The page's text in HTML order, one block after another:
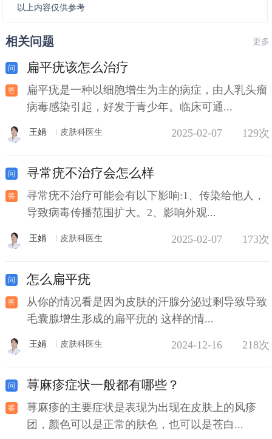
以上内容仅供参考
相关问题 更多
扁平疣该怎么治疗
扁平疣是一种以细胞增生为主的病症，由人乳头瘤
病毒感染引起，好发于青少年。临床可通...
王娟 皮肤科医生 2025-02-07 129次
寻常疣不治疗会怎么样
寻常疣不治疗可能会有以下影响:1、传染给他人，
导致病毒传播范围扩大。2、影响外观...
王娟 皮肤科医生 2025-02-07 173次
怎么扁平疣
从你的情况看是因为皮肤的汗腺分泌过剩导致导致
毛囊腺增生形成的扁平疣的 这样的情...
王娟 皮肤科医生 2024-12-16 218次
荨麻疹症状一般都有哪些？
荨麻疹的主要症状是表现为出现在皮肤上的风疹
团，颜色可以是正常的肤色，也可以是苍白...